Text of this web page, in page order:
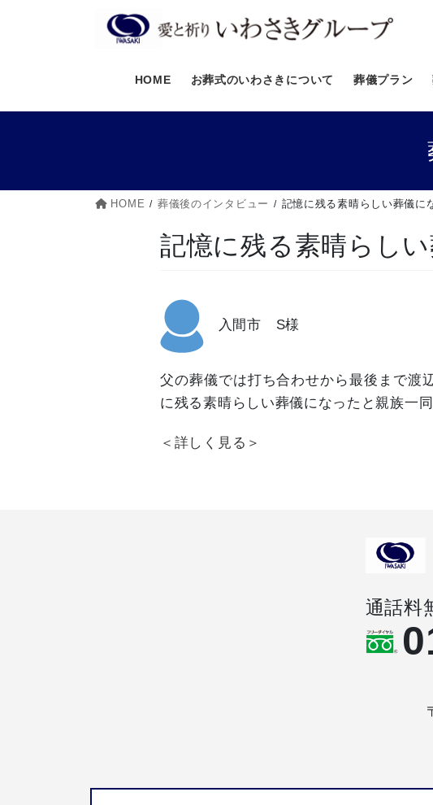
へ
プ
ョ
動
HOME お葬式のいわさきについて 葬儀プラン
HOME 葬儀後のインタビュー 記憶に残る素晴らしい葬儀に
記憶に残る素晴らし
入間市 S様
父の葬儀では打ち合わせから最後まで渡
に残る素晴らしい葬儀になったと親族一同
＜詳しく見る＞
通話料